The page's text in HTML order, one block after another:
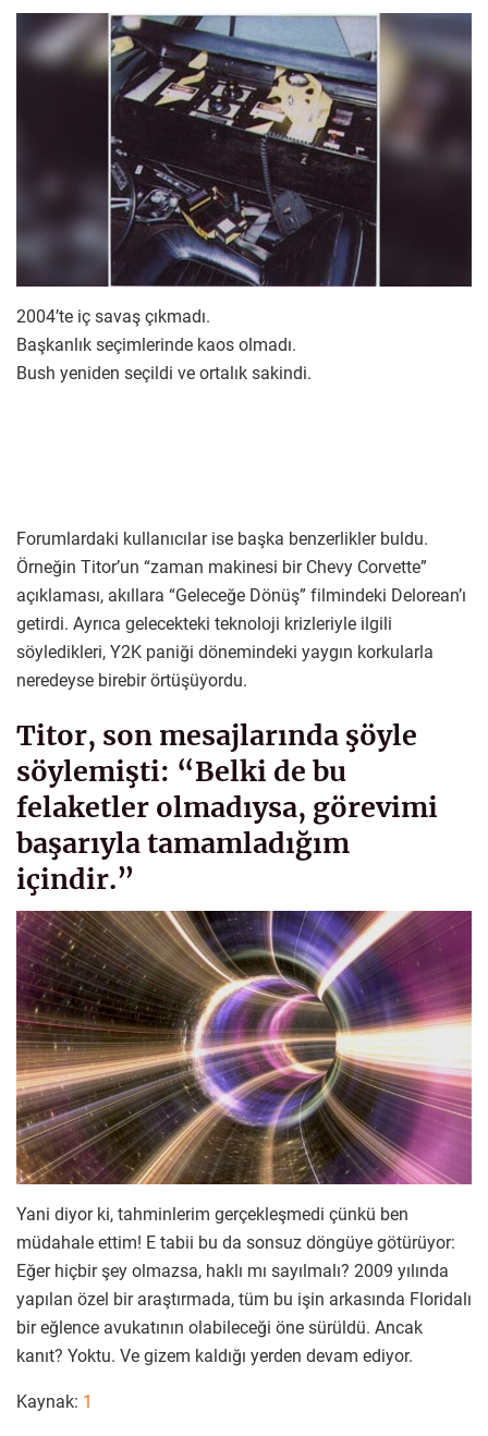
2004’te iç savaş çıkmadı.
Başkanlık seçimlerinde kaos olmadı.
Bush yeniden seçildi ve ortalık sakindi.
Forumlardaki kullanıcılar ise başka benzerlikler buldu.
Örneğin Titor’un “zaman makinesi bir Chevy Corvette”
açıklaması, akıllara “Geleceğe Dönüş” filmindeki Delorean’ı
getirdi. Ayrıca gelecekteki teknoloji krizleriyle ilgili
söyledikleri, Y2K paniği dönemindeki yaygın korkularla
neredeyse birebir örtüşüyordu.
Titor, son mesajlarında şöyle
söylemişti: “Belki de bu
felaketler olmadıysa, görevimi
başarıyla tamamladığım
içindir.”
Yani diyor ki, tahminlerim gerçekleşmedi çünkü ben
müdahale ettim! E tabii bu da sonsuz döngüye götürüyor:
Eğer hiçbir şey olmazsa, haklı mı sayılmalı? 2009 yılında
yapılan özel bir araştırmada, tüm bu işin arkasında Floridalı
bir eğlence avukatının olabileceği öne sürüldü. Ancak
kanıt? Yoktu. Ve gizem kaldığı yerden devam ediyor.
Kaynak: 1